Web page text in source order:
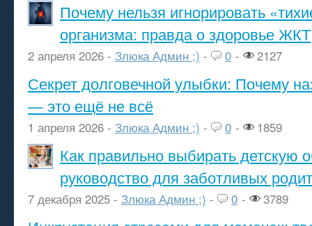
Почему нельзя игнорировать
организма: правда о здоровье ЖКТ
2 апреля 2026 - Злюка Админ ;) - 0 - 2127
Секрет долговечной улыбки: Почему
— это ещё не всё
1 апреля 2026 - Злюка Админ ;) - 0 - 1859
Как правильно выбирать детскую
руководство для заботливых
7 декабря 2025 - Злюка Админ ;) - 0 - 3789